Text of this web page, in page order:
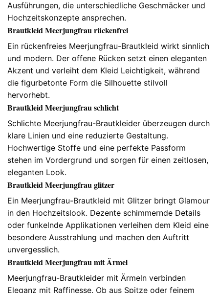
Ausführungen, die unterschiedliche Geschmäcker und
Hochzeitskonzepte ansprechen.
Brautkleid Meerjungfrau rückenfrei
Ein rückenfreies Meerjungfrau-Brautkleid wirkt sinnlich
und modern. Der offene Rücken setzt einen eleganten
Akzent und verleiht dem Kleid Leichtigkeit, während
die figurbetonte Form die Silhouette stilvoll
hervorhebt.
Brautkleid Meerjungfrau schlicht
Schlichte Meerjungfrau-Brautkleider überzeugen durch
klare Linien und eine reduzierte Gestaltung.
Hochwertige Stoffe und eine perfekte Passform
stehen im Vordergrund und sorgen für einen zeitlosen,
eleganten Look.
Brautkleid Meerjungfrau glitzer
Ein Meerjungfrau-Brautkleid mit Glitzer bringt Glamour
in den Hochzeitslook. Dezente schimmernde Details
oder funkelnde Applikationen verleihen dem Kleid eine
besondere Ausstrahlung und machen den Auftritt
unvergesslich.
Brautkleid Meerjungfrau mit Ärmel
Meerjungfrau-Brautkleider mit Ärmeln verbinden
Eleganz mit Raffinesse. Ob aus Spitze oder feinem